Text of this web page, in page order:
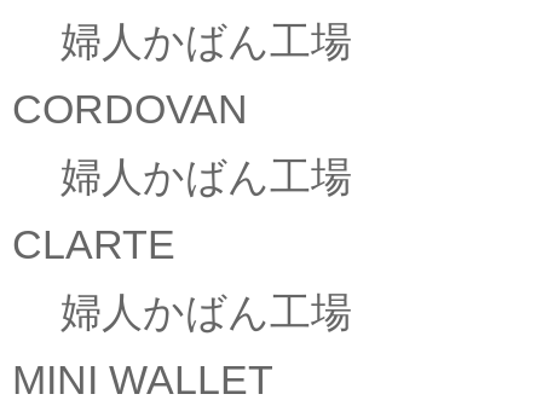
婦人かばん工場
CORDOVAN
婦人かばん工場
CLARTE
婦人かばん工場
MINI WALLET